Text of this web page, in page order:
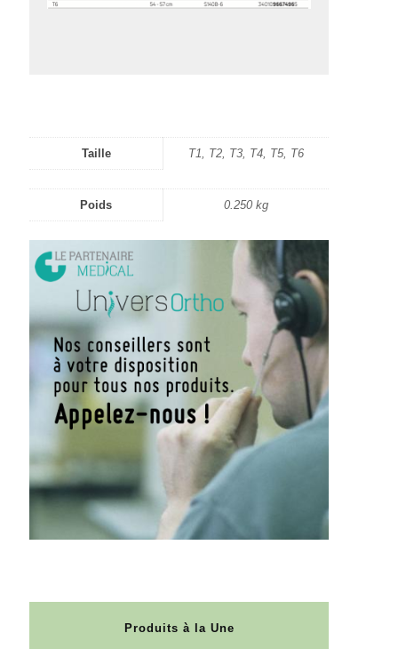
Taille T1, T2, T3, T4, T5, T6
Poids 0.250 kg
Produits à la Une